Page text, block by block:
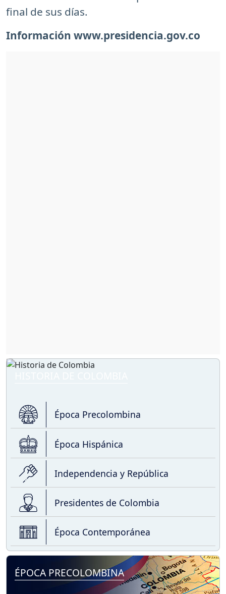
final de sus días.
Información www.presidencia.gov.co
Época Precolombina
Época Hispánica
Independencia y República
Presidentes de Colombia
Época Contemporánea
ÉPOCA PRECOLOMBINA